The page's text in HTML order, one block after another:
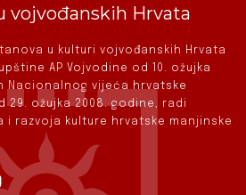
vojvođanskih Hrvata
u kulturi vojvođanskih Hrvata
AP Vojvodine od 10. ožujka
Nacionalnog vijeća hrvatske
29. ožujka 2008. godine, radi
i razvoja kulture hrvatske manjinske